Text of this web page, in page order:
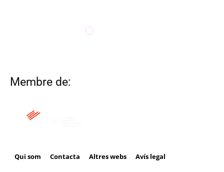
Membre de:
Qui som Contacta Altres webs Avís legal